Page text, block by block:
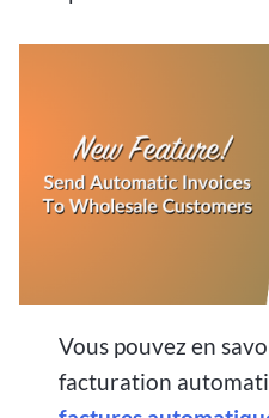
Vous pouvez en
facturation